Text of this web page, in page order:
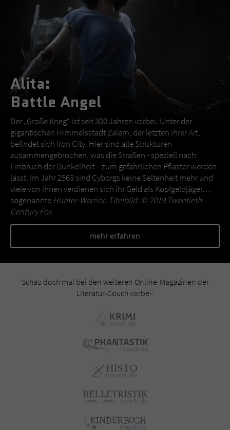
Alita:
Battle Angel
Der „Große Krieg“ ist seit 300 Jahren vorbei. Unter der
gigantischen Himmelsstadt Zalem, der letzten ihrer Art,
befindet sich Iron City. Hier sind alle Strukturen
zusammengebrochen, was die Straßen - speziell nach
Einbruch der Dunkelheit – zum gefährlichen Pflaster werden
lässt. Im Jahr 2563 sind Cyborgs keine Seltenheit mehr und
viele von ihnen verdienen sich ihr Geld als Kopfgeldjäger…
sogenannte Hunter-Warrior. Titelbild: © 2019 Twentieth
Century Fox
mehr erfahren
Schau doch mal bei den weiteren Online-Magazinen der
Literatur-Couch vorbei: